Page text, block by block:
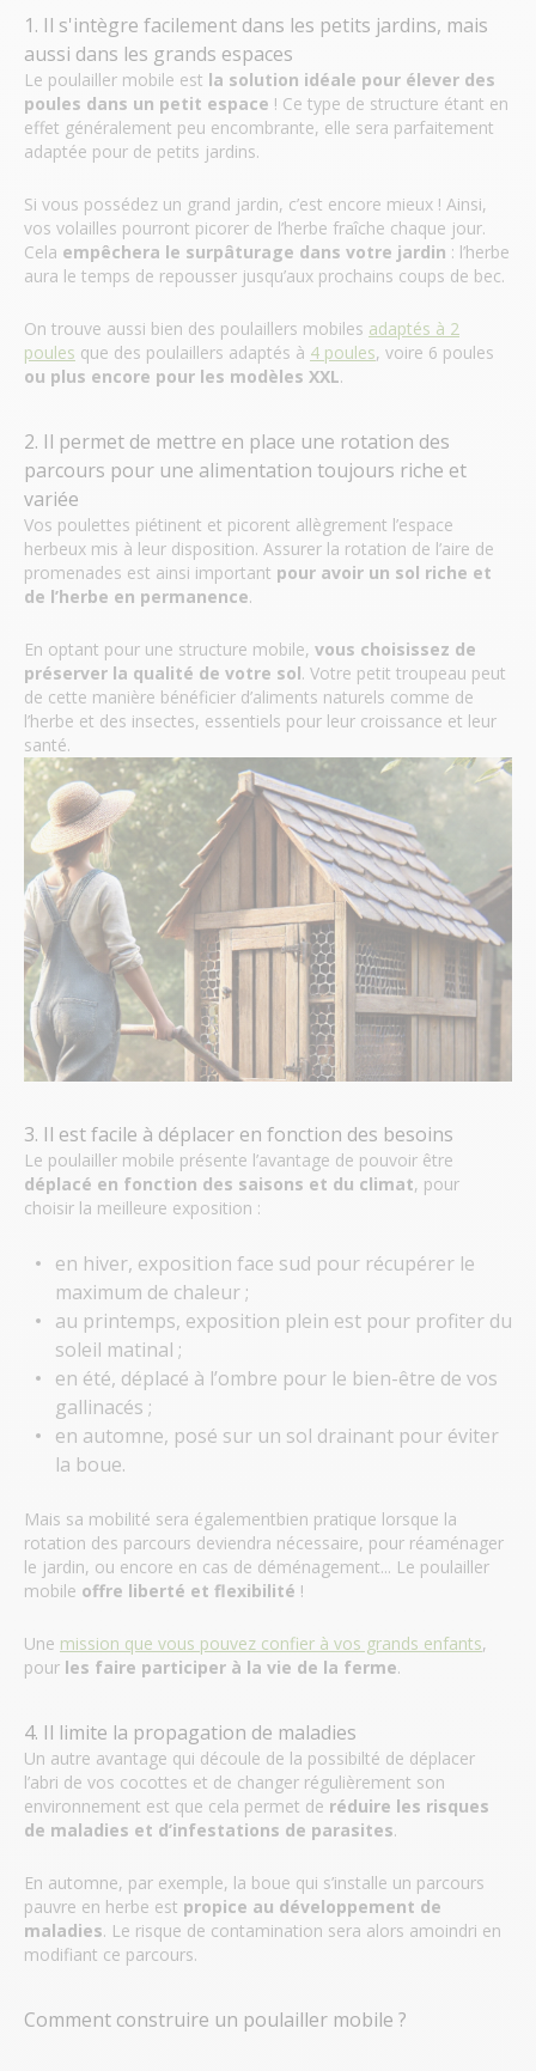
1. Il s'intègre facilement dans les petits jardins, mais
aussi dans les grands espaces
Le poulailler mobile est la solution idéale pour élever des
poules dans un petit espace ! Ce type de structure étant en
effet généralement peu encombrante, elle sera parfaitement
adaptée pour de petits jardins.
Si vous possédez un grand jardin, c’est encore mieux ! Ainsi,
vos volailles pourront picorer de l’herbe fraîche chaque jour.
Cela empêchera le surpâturage dans votre jardin : l’herbe
aura le temps de repousser jusqu’aux prochains coups de bec.
On trouve aussi bien des poulaillers mobiles adaptés à 2
poules que des poulaillers adaptés à 4 poules, voire 6 poules
ou plus encore pour les modèles XXL.
2. Il permet de mettre en place une rotation des
parcours pour une alimentation toujours riche et
variée
Vos poulettes piétinent et picorent allègrement l’espace
herbeux mis à leur disposition. Assurer la rotation de l’aire de
promenades est ainsi important pour avoir un sol riche et
de l’herbe en permanence.
En optant pour une structure mobile, vous choisissez de
préserver la qualité de votre sol. Votre petit troupeau peut
de cette manière bénéficier d’aliments naturels comme de
l’herbe et des insectes, essentiels pour leur croissance et leur
santé.
3. Il est facile à déplacer en fonction des besoins
Le poulailler mobile présente l’avantage de pouvoir être
déplacé en fonction des saisons et du climat, pour
choisir la meilleure exposition :
en hiver, exposition face sud pour récupérer le
maximum de chaleur ;
au printemps, exposition plein est pour profiter du
soleil matinal ;
en été, déplacé à l’ombre pour le bien-être de vos
gallinacés ;
en automne, posé sur un sol drainant pour éviter
la boue.
Mais sa mobilité sera égalementbien pratique lorsque la
rotation des parcours deviendra nécessaire, pour réaménager
le jardin, ou encore en cas de déménagement... Le poulailler
mobile offre liberté et flexibilité !
Une mission que vous pouvez confier à vos grands enfants,
pour les faire participer à la vie de la ferme.
4. Il limite la propagation de maladies
Un autre avantage qui découle de la possibilté de déplacer
l’abri de vos cocottes et de changer régulièrement son
environnement est que cela permet de réduire les risques
de maladies et d’infestations de parasites.
En automne, par exemple, la boue qui s’installe un parcours
pauvre en herbe est propice au développement de
maladies. Le risque de contamination sera alors amoindri en
modifiant ce parcours.
Comment construire un poulailler mobile ?